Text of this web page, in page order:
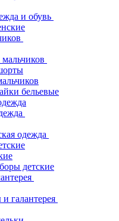
и обувь
бельевые
одежда
детские
галантерея